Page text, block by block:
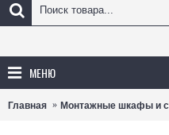
МЕНЮ
Главная Монтажные шкафы и